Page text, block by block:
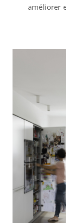
améliorer